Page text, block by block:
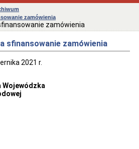
zamówienia
zamówienia
sfinansowanie zamówienia
2021 r.
Wojewódzka